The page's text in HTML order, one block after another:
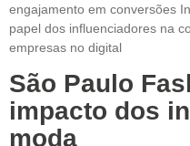
engajamento em conversões
papel dos influenciadores na
empresas no digital
São Paulo
impacto dos
moda